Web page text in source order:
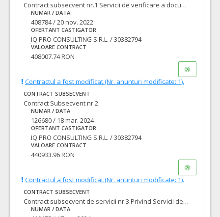
Contract subsecvent nr.1 Servicii de verificare a documentaţiilor tehnico-economice pentru lucrări de „Construire, modernizare, reabilitare străzi, amenajare căi de acces rutier, amenajare spații de parcare, amenajare parcuri, construire, reabilitare pasaje, poduri, pasarele, lucrări pentru siguranţa circulaţiei, inclusiv utilitățile aferente acolo unde este cazul şi trafic rutier necesare a se realiza în municipiul Oradea
NUMAR / DATA
408784 / 20 nov. 2022
OFERTANT CASTIGATOR
IQ PRO CONSULTING S.R.L. / 30382794
VALOARE CONTRACT
408007.74 RON
Contractul a fost modificat.(Nr. anunturi modificate: 1).
CONTRACT SUBSECVENT
Contract Subsecvent nr.2
NUMAR / DATA
126680 / 18 mar. 2024
OFERTANT CASTIGATOR
IQ PRO CONSULTING S.R.L. / 30382794
VALOARE CONTRACT
440933.96 RON
Contractul a fost modificat.(Nr. anunturi modificate: 1).
CONTRACT SUBSECVENT
Contract subsecvent de servicii nr.3 Privind Servicii de verificare a documentaţiilor tehnico-economice pentru lucrări de „Construire, modernizare, reabilitare străzi, amenajare căi de acces rutier, amenajare spații de parcare, amenajare parcuri, construire, reabilitare pasaje, poduri, pasarele, lucrări pentru siguranţa circulaţiei, inclusiv utilitățile aferente acolo unde este cazul şi trafic rutier necesare a se realiza în municipiul Oradea”
NUMAR / DATA